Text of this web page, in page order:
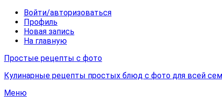
Войти/авторизоваться
Профиль
Новая запись
На главную
Простые рецепты с фото
Кулинарные рецепты простых блюд с фото для всей
Меню